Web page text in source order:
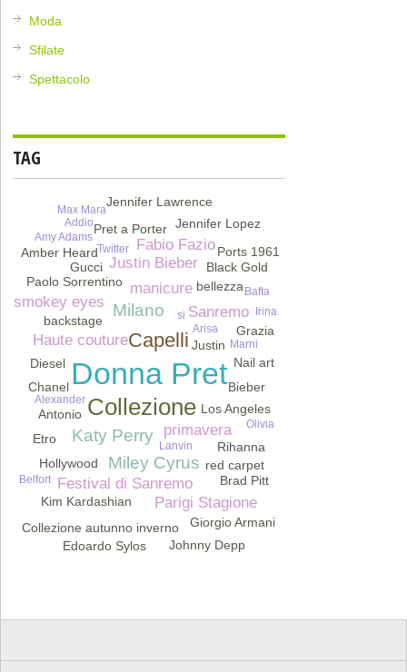
Moda
Sfilate
Spettacolo
TAG
Donna Pret
Collezione
Capelli
Milano
Katy Perry
Miley Cyrus
Haute couture
manicure
Festival di Sanremo
primavera
Justin Bieber
Sanremo
Fabio Fazio
Parigi Stagione
smokey eyes
backstage
Kim Kardashian
red carpet
Justin
Pret a Porter
Los Angeles
Antonio
bellezza
Chanel
Collezione autunno inverno
Hollywood
Jennifer Lawrence
Paolo Sorrentino
Rihanna
Amber Heard
Giorgio Armani
Nail art
Bieber
Black Gold
Brad Pitt
Diesel
Edoardo Sylos
Etro
Grazia
Gucci
Jennifer Lopez
Johnny Depp
Ports 1961
Amy Adams
Belfort
Lanvin
Max Mara
si
Twitter
Alexander
Arisa
Irina
Marni
Olivia
Addio
Bafta